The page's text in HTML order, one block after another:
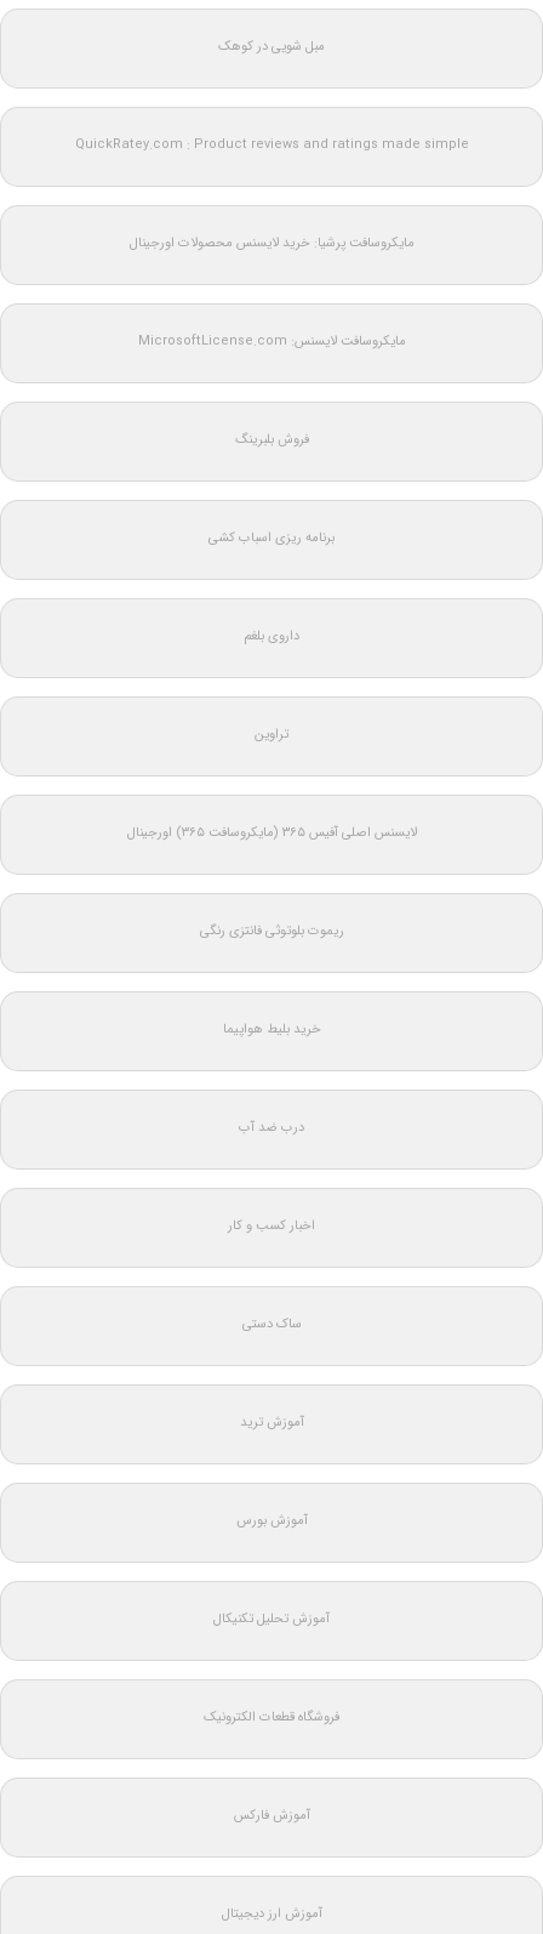
مبل شویی در کوهک
QuickRatey.com : Product reviews and ratings made simple
مایکروسافت پرشیا: خرید لایسنس محصولات اورجینال
مایکروسافت لایسنس: MicrosoftLicense.com
فروش بلبرینگ
برنامه ریزی اسباب کشی
داروی بلغم
تراوین
لایسنس اصلی آفیس ۳۶۵ (مایکروسافت ۳۶۵) اورجینال
ریموت بلوتوثی فانتزی رنگی
خرید بلیط هواپیما
درب ضد آب
اخبار کسب و کار
ساک دستی
آموزش ترید
آموزش بورس
آموزش تحلیل تکنیکال
فروشگاه قطعات الکترونیک
آموزش فارکس
آموزش ارز دیجیتال